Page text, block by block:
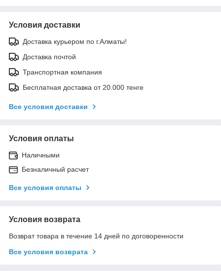
Условия доставки
Доставка курьером по г.Алматы!
Доставка почтой
Транспортная компания
Бесплатная доставка от 20.000 тенге
Все условия доставки
Условия оплаты
Наличными
Безналичный расчет
Все условия оплаты
Условия возврата
Возврат товара в течение 14 дней по договоренности
Все условия возврата